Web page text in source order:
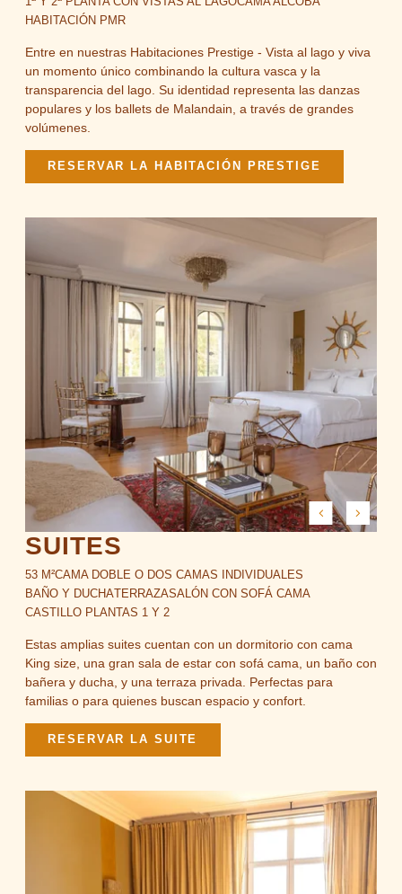
HABITACIÓN PMR
Entre en nuestras Habitaciones Prestige - Vista al lago y viva
un momento único combinando la cultura vasca y la
transparencia del lago. Su identidad representa las danzas
populares y los ballets de Malandain, a través de grandes
volúmenes.
RESERVAR LA HABITACIÓN PRESTIGE
SUITES
53 M²CAMA DOBLE O DOS CAMAS INDIVIDUALES
BAÑO Y DUCHATERRAZASALÓN CON SOFÁ CAMA
CASTILLO PLANTAS 1 Y 2
Estas amplias suites cuentan con un dormitorio con cama
King size, una gran sala de estar con sofá cama, un baño con
bañera y ducha, y una terraza privada. Perfectas para
familias o para quienes buscan espacio y confort.
RESERVAR LA SUITE